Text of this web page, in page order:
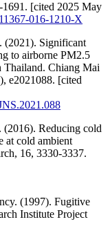
1691. [cited 2025 May
016-1210-X
(2021). Significant
to airborne PM2.5
Chiang Mai
e2021088. [cited
Reducing cold
at cold ambient
16, 3330-3337.
(1997). Fugitive
Institute Project